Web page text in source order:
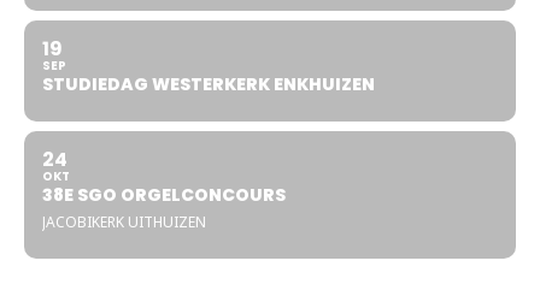
19
SEP
STUDIEDAG WESTERKERK ENKHUIZEN
24
OKT
38E SGO ORGELCONCOURS
JACOBIKERK UITHUIZEN